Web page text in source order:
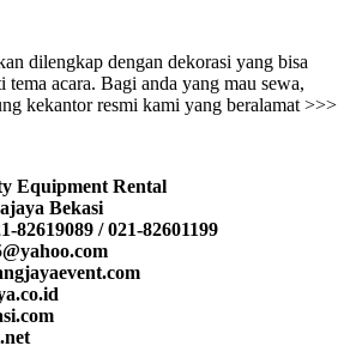
dilengkap dengan dekorasi yang bisa
tema acara. Bagi anda yang mau sewa,
kekantor resmi kami yang beralamat >>>
Equipment Rental
Bekasi
82619089 / 021-82601199